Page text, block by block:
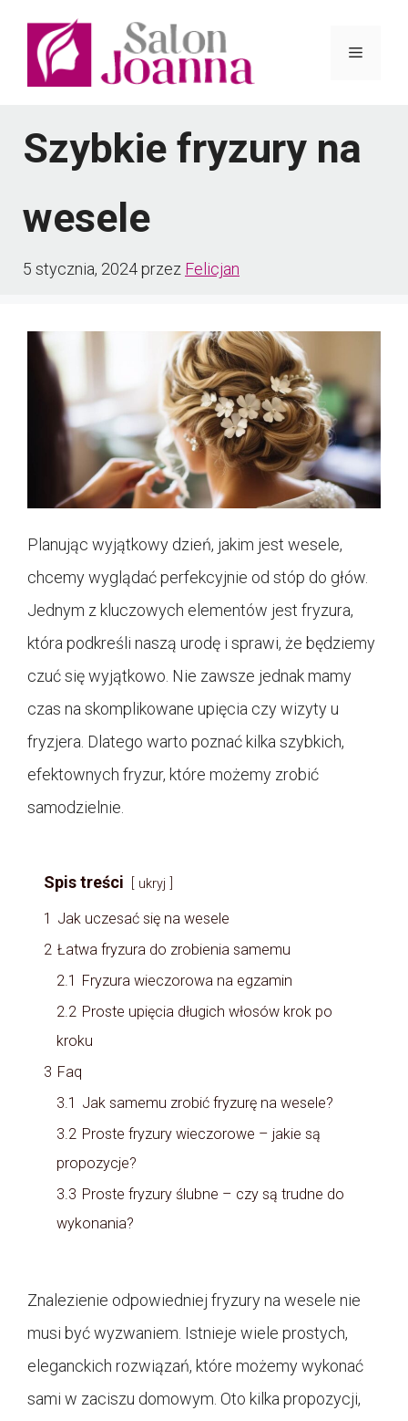
Menu
Szybkie fryzury na
wesele
5 stycznia, 2024przez Felicjan
Planując wyjątkowy dzień, jakim jest wesele,
chcemy wyglądać perfekcyjnie od stóp do głów.
Jednym z kluczowych elementów jest fryzura,
która podkreśli naszą urodę i sprawi, że będziemy
czuć się wyjątkowo. Nie zawsze jednak mamy
czas na skomplikowane upięcia czy wizyty u
fryzjera. Dlatego warto poznać kilka szybkich,
efektownych fryzur, które możemy zrobić
samodzielnie.
Spis treści ukryj
1 Jak uczesać się na wesele
2 Łatwa fryzura do zrobienia samemu
2.1 Fryzura wieczorowa na egzamin
2.2 Proste upięcia długich włosów krok po
kroku
3 Faq
3.1 Jak samemu zrobić fryzurę na wesele?
3.2 Proste fryzury wieczorowe – jakie są
propozycje?
3.3 Proste fryzury ślubne – czy są trudne do
wykonania?
Znalezienie odpowiedniej fryzury na wesele nie
musi być wyzwaniem. Istnieje wiele prostych,
eleganckich rozwiązań, które możemy wykonać
sami w zaciszu domowym. Oto kilka propozycji,